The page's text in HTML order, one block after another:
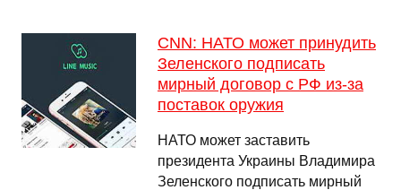
CNN: НАТО может принудить
Зеленского подписать
мирный договор с РФ из-за
поставок оружия
НАТО может заставить
президента Украины Владимира
Зеленского подписать мирный